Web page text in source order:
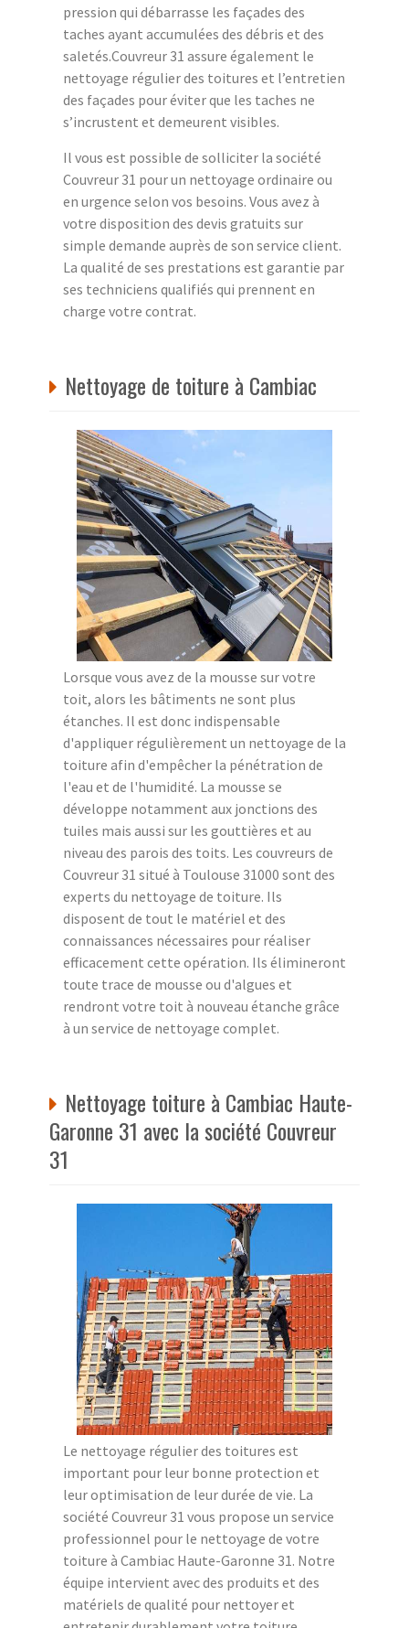
pression qui débarrasse les façades des
taches ayant accumulées des débris et des
saletés.Couvreur 31 assure également le
nettoyage régulier des toitures et l’entretien
des façades pour éviter que les taches ne
s’incrustent et demeurent visibles.
Il vous est possible de solliciter la société
Couvreur 31 pour un nettoyage ordinaire ou
en urgence selon vos besoins. Vous avez à
votre disposition des devis gratuits sur
simple demande auprès de son service client.
La qualité de ses prestations est garantie par
ses techniciens qualifiés qui prennent en
charge votre contrat.
Nettoyage de toiture à Cambiac
Lorsque vous avez de la mousse sur votre
toit, alors les bâtiments ne sont plus
étanches. Il est donc indispensable
d'appliquer régulièrement un nettoyage de la
toiture afin d'empêcher la pénétration de
l'eau et de l'humidité. La mousse se
développe notamment aux jonctions des
tuiles mais aussi sur les gouttières et au
niveau des parois des toits. Les couvreurs de
Couvreur 31 situé à Toulouse 31000 sont des
experts du nettoyage de toiture. Ils
disposent de tout le matériel et des
connaissances nécessaires pour réaliser
efficacement cette opération. Ils élimineront
toute trace de mousse ou d'algues et
rendront votre toit à nouveau étanche grâce
à un service de nettoyage complet.
Nettoyage toiture à Cambiac Haute-
Garonne 31 avec la société Couvreur
31
Le nettoyage régulier des toitures est
important pour leur bonne protection et
leur optimisation de leur durée de vie. La
société Couvreur 31 vous propose un service
professionnel pour le nettoyage de votre
toiture à Cambiac Haute-Garonne 31. Notre
équipe intervient avec des produits et des
matériels de qualité pour nettoyer et